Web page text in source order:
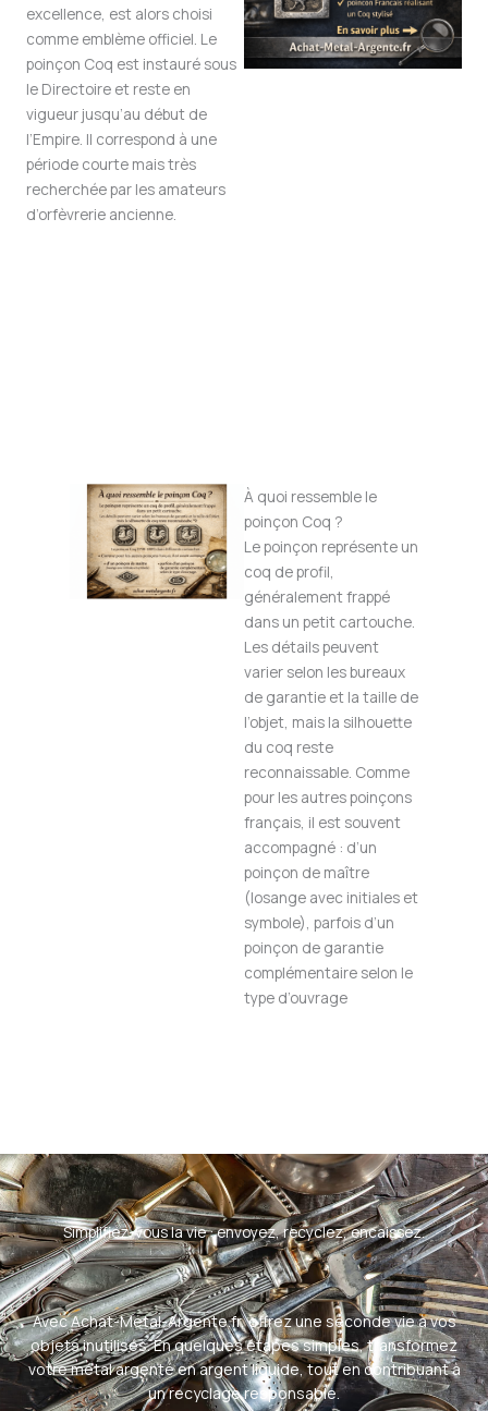
excellence, est alors choisi
comme emblème officiel. Le
poinçon Coq est instauré sous
le Directoire et reste en
vigueur jusqu’au début de
l’Empire. Il correspond à une
période courte mais très
recherchée par les amateurs
d’orfèvrerie ancienne.
À quoi ressemble le
poinçon Coq ?
Le poinçon représente un
coq de profil,
généralement frappé
dans un petit cartouche.
Les détails peuvent
varier selon les bureaux
de garantie et la taille de
l’objet, mais la silhouette
du coq reste
reconnaissable. Comme
pour les autres poinçons
français, il est souvent
accompagné : d’un
poinçon de maître
(losange avec initiales et
symbole), parfois d’un
poinçon de garantie
complémentaire selon le
type d’ouvrage
Simplifiez-vous la vie : envoyez, recyclez, encaissez.
Avec Achat-Metal-Argente.fr, offrez une seconde vie à vos
objets inutilisés. En quelques étapes simples, transformez
votre métal argenté en argent liquide, tout en contribuant à
un recyclage responsable.